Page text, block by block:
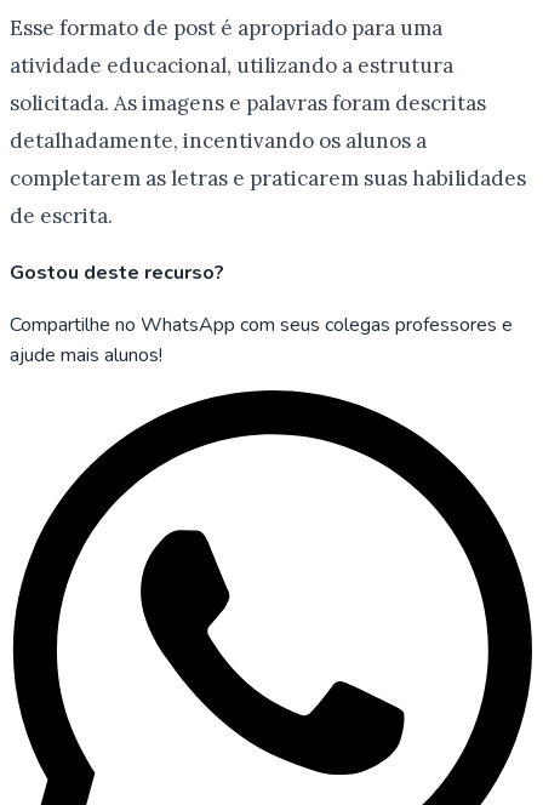
Esse formato de post é apropriado para uma
atividade educacional, utilizando a estrutura
solicitada. As imagens e palavras foram descritas
detalhadamente, incentivando os alunos a
completarem as letras e praticarem suas habilidades
de escrita.
Gostou deste recurso?
Compartilhe no WhatsApp com seus colegas professores e
ajude mais alunos!